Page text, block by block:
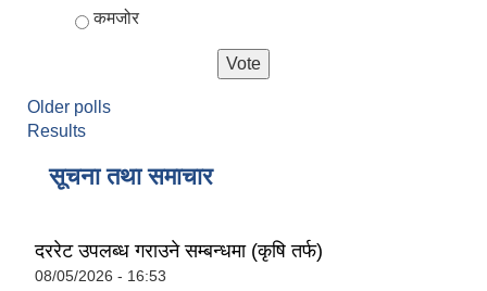
कमजोर
Older polls
Results
सूचना तथा समाचार
दररेट उपलब्ध गराउने सम्बन्धमा (कृषि तर्फ)
08/05/2026 - 16:53